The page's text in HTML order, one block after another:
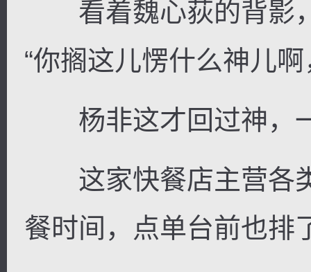
看着魏心荻的背影
“你搁这儿愣什么神儿
杨非这才回过神，
这家快餐店主营各
餐时间，点单台前也排